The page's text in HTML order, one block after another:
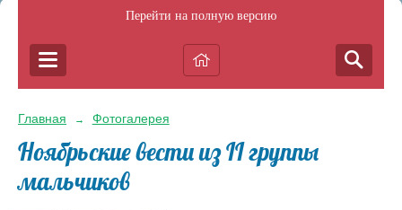
Перейти на полную версию
Главная → Фотогалерея
Ноябрьские вести из II группы
мальчиков